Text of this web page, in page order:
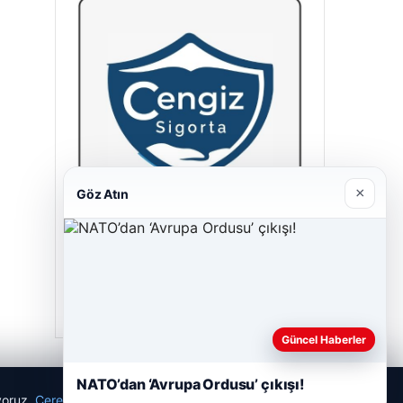
Çerez Politikamız
Göz Atın ×
Güncel Haberler
NATO’dan ‘Avrupa Ordusu’ çıkışı!